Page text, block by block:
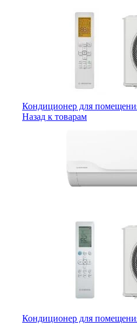
Кондиционер для
Назад к товарам
Кондиционер для